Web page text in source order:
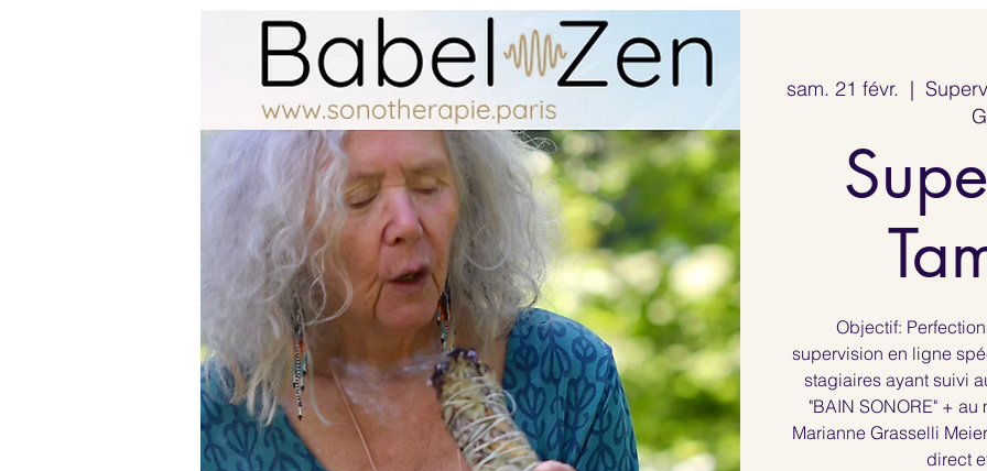
sam. 21 févr.
  |
Objectif:
supervision en ligne
stagiaires ayant suivi
"BAIN SONORE" +
Marianne Grasselli
direct